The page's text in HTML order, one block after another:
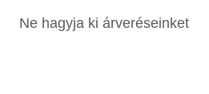
Ne hagyja ki árveréseinket